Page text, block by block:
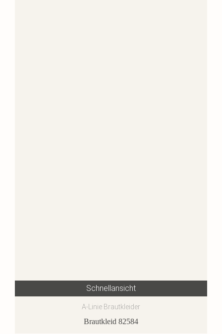
Schnellansicht
A-Linie Brautkleider
Brautkleid 82584